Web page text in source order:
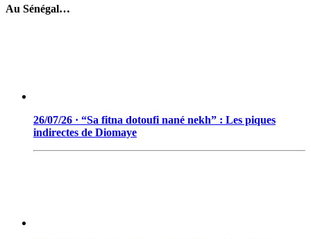
Au Sénégal…
26/07/26 · “Sa fitna dotoufi nané nekh” : Les piques
indirectes de Diomaye